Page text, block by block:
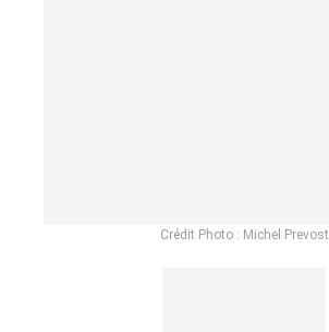
Crédit Photo : Michel Prevost